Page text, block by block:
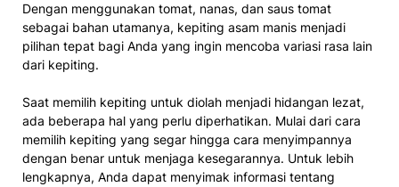
Dengan menggunakan tomat, nanas, dan saus tomat
sebagai bahan utamanya, kepiting asam manis menjadi
pilihan tepat bagi Anda yang ingin mencoba variasi rasa lain
dari kepiting.
Saat memilih kepiting untuk diolah menjadi hidangan lezat,
ada beberapa hal yang perlu diperhatikan. Mulai dari cara
memilih kepiting yang segar hingga cara menyimpannya
dengan benar untuk menjaga kesegarannya. Untuk lebih
lengkapnya, Anda dapat menyimak informasi tentang